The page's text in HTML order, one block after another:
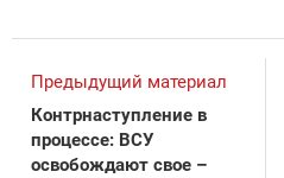
Предыдущий материал
Контрнаступление в
процессе: ВСУ
освобождают свое –